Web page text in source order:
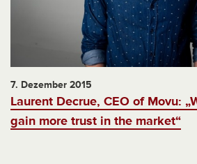
7. Dezember 2015
Laurent Decrue, CEO of Movu:
gain more trust in the market“